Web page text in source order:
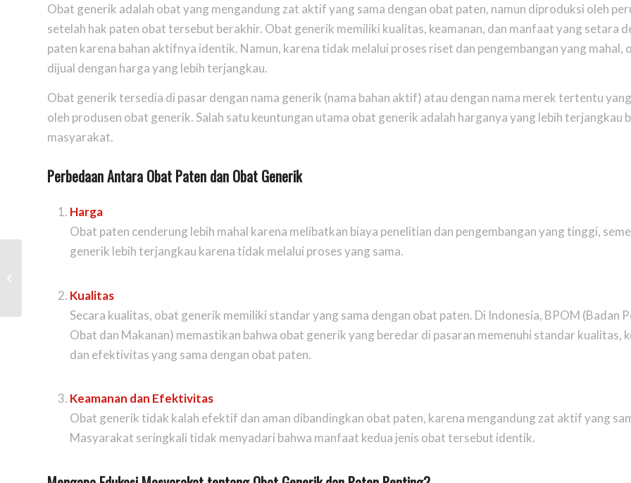
Obat generik adalah obat yang mengandung zat aktif yang sama dengan obat paten, namun diproduksi oleh
setelah hak paten obat tersebut berakhir. Obat generik memiliki kualitas, keamanan, dan manfaat yang setara
paten karena bahan aktifnya identik. Namun, karena tidak melalui proses riset dan pengembangan yang mahal,
dijual dengan harga yang lebih terjangkau.
Obat generik tersedia di pasar dengan nama generik (nama bahan aktif) atau dengan nama merek tertentu
oleh produsen obat generik. Salah satu keuntungan utama obat generik adalah harganya yang lebih terjangkau
masyarakat.
Perbedaan Antara Obat Paten dan Obat Generik
Harga
Obat paten cenderung lebih mahal karena melibatkan biaya penelitian dan pengembangan yang tinggi,
generik lebih terjangkau karena tidak melalui proses yang sama.
Kualitas
Secara kualitas, obat generik memiliki standar yang sama dengan obat paten. Di Indonesia, BPOM (Badan
Obat dan Makanan) memastikan bahwa obat generik yang beredar di pasaran memenuhi standar kualitas,
dan efektivitas yang sama dengan obat paten.
Keamanan dan Efektivitas
Obat generik tidak kalah efektif dan aman dibandingkan obat paten, karena mengandung zat aktif yang
Masyarakat seringkali tidak menyadari bahwa manfaat kedua jenis obat tersebut identik.